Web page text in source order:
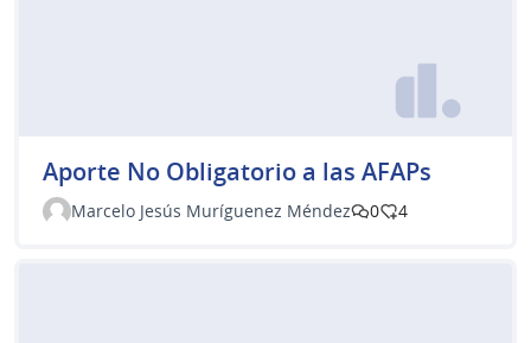
Aporte No Obligatorio a las AFAPs
Marcelo Jesús Muríguenez Méndez 0 4